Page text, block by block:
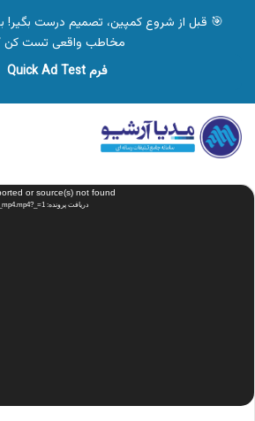
مخاطب واقعی تست کن
فرم Quick Ad Test
نمایشگر
ویدیو or source(s) not found
دریافت پرونده: https://cdn.mediaarshiv.ir/files/es0003-001_mp4.mp4?_=1